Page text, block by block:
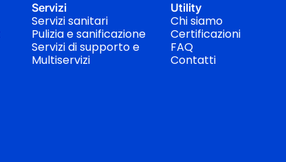
Servizi
Servizi sanitari
Pulizia e sanificazione
Servizi di supporto e
Multiservizi
Utility
Chi siamo
Certificazioni
FAQ
Contatti